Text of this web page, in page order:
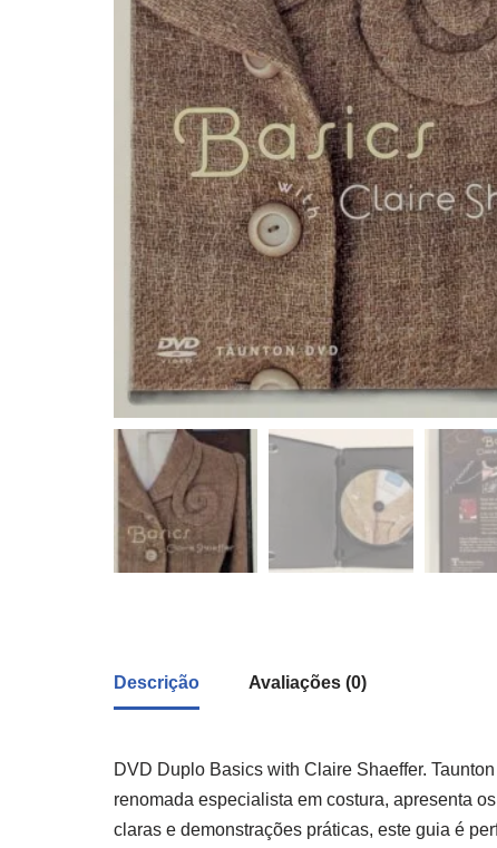
Descrição Avaliações (0)
DVD Duplo Basics with Claire Shaeffer.
renomada especialista em costura, apresenta
claras e demonstrações práticas, este guia é